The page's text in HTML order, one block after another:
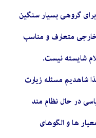
برای گروهی بسیار سنگین
متعارف و مناسب
شایسته نیست.
شاهدیم مسئله زیارت
در حال نظام مند
ها و الگوهای